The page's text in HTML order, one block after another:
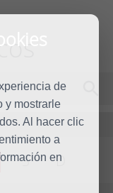
de
y mostrarle
Al hacer clic
a
en
S D